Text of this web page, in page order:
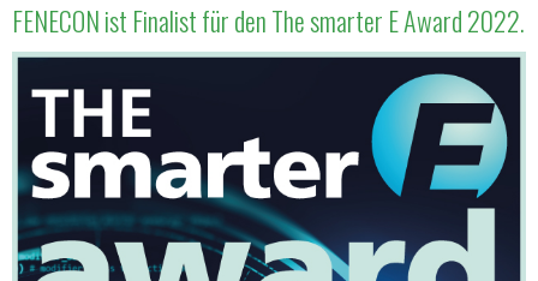
FENECON ist Finalist für den The smarter E Award 2022.